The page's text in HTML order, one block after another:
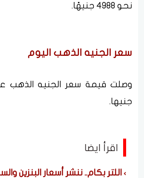
نحو 4988 جنيهًا.
سعر الجنيه الذهب اليوم
جنيها.
اقرأ ايضا
اللتر بكام.. ننشر أسعار البنزين